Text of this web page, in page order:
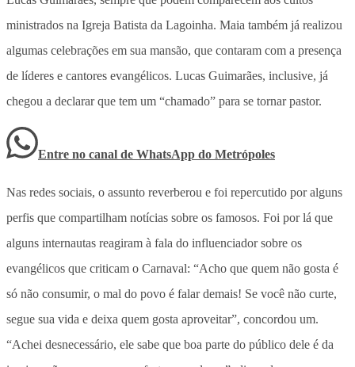
ministrados na Igreja Batista da Lagoinha. Maia também já realizou
algumas celebrações em sua mansão, que contaram com a presença
de líderes e cantores evangélicos. Lucas Guimarães, inclusive, já
chegou a declarar que tem um “chamado” para se tornar pastor.
Entre no canal de WhatsApp do Metrópoles
Nas redes sociais, o assunto reverberou e foi repercutido por alguns
perfis que compartilham notícias sobre os famosos. Foi por lá que
alguns internautas reagiram à fala do influenciador sobre os
evangélicos que criticam o Carnaval: “Acho que quem não gosta é
só não consumir, o mal do povo é falar demais! Se você não curte,
segue sua vida e deixa quem gosta aproveitar”, concordou um.
“Achei desnecessário, ele sabe que boa parte do público dele é da